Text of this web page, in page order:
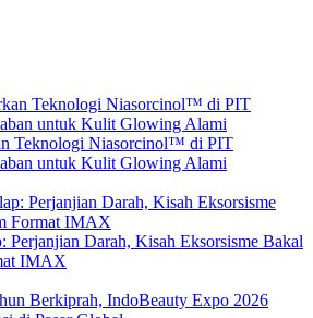
Teknologi Niasorcinol™ di PIT
untuk Kulit Glowing Alami
Perjanjian Darah, Kisah Eksorsisme Bakal
IMAX